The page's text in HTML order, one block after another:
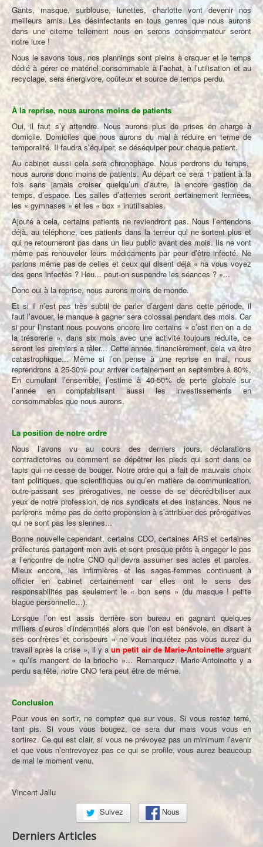
Gants, masque, surblouse, lunettes, charlotte vont devenir nos
meilleurs amis. Les désinfectants en tous genres que nous aurons
dans une citerne tellement nous en serons consommateur seront
notre luxe !
Nous le savons tous, nos plannings sont pleins à craquer et le temps
dédié à gérer ce matériel consommable à l’achat, à l’utilisation et au
recyclage, sera énergivore, coûteux et source de temps perdu.
À la reprise, nous aurons moins de patients
Oui, il faut s’y attendre. Nous aurons plus de prises en charge à
domicile. Domiciles que nous aurons du mal à réduire en terme de
temporalité. Il faudra s’équiper, se déséquiper pour chaque patient.
Au cabinet aussi cela sera chronophage. Nous perdrons du temps,
nous aurons donc moins de patients. Au départ ce sera 1 patient à la
fois sans jamais croiser quelqu’un d’autre, là encore gestion de
temps, d’espace. Les salles d’attentes seront certainement fermées,
les « gymnases » et les « box » inutilisables.
Ajouté à cela, certains patients ne reviendront pas. Nous l’entendons
déjà, au téléphone, ces patients dans la terreur qui ne sortent plus et
qui ne retourneront pas dans un lieu public avant des mois. Ils ne vont
même pas renouveler leurs médicaments par peur d’être infecté. Ne
parlons même pas de celles et ceux qui disent déjà « ha vous voyez
des gens infectés ? Heu... peut-on suspendre les séances ? »...
Donc oui à la reprise, nous aurons moins de monde.
Et si il n’est pas très subtil de parler d’argent dans cette période, il
faut l’avouer, le manque à gagner sera colossal pendant des mois. Car
si pour l’instant nous pouvons encore lire certains « c’est rien on a de
la trésorerie », dans six mois avec une activité toujours réduite, ce
seront les premiers a râler... Cette année, financièrement, cela va être
catastrophique... Même si l’on pense à une reprise en mai, nous
reprendrons à 25-30% pour arriver certainement en septembre à 80%.
En cumulant l’ensemble, j’estime à 40-50% de perte globale sur
l’année en comptabilisant aussi les investissements en
consommables que nous aurons.
La position de notre ordre
Nous l’avons vu au cours des derniers jours, déclarations
contradictoires ou comment se dépêtrer les pieds qui sont dans ce
tapis qui ne cesse de bouger. Notre ordre qui a fait de mauvais choix
tant politiques, que scientifiques ou qu’en matière de communication,
outre-passant ses prérogatives, ne cesse de se décrédibiliser aux
yeux de notre profession, de nos syndicats et des instances. Nous ne
parlerons même pas de cette propension à s’attribuer des prérogatives
qui ne sont pas les siennes...
Bonne nouvelle cependant, certains CDO, certaines ARS et certaines
préfectures partagent mon avis et sont presque prêts à engager le pas
a l’encontre de notre CNO qui devra assumer ses actes et paroles.
Mieux encore, les infirmières et les sages-femmes continuent à
officier en cabinet certainement car elles ont le sens des
responsabilités pas seulement le « bon sens » (du masque ! petite
blague personnelle…).
Lorsque l’on est assis derrière son bureau en gagnant quelques
milliers d’euros d’indemnités alors que l’on est bénévole, en disant à
ses confrères et consoeurs « ne vous inquiétez pas vous aurez du
travail après la crise », il y aun petit air de Marie-Antoinettearguant
« qu’ils mangent de la brioche »... Remarquez, Marie-Antoinette y a
perdu sa tête, notre CNO fera peut être de même.
Conclusion
Pour vous en sortir, ne comptez que sur vous. Si vous restez terré,
tant pis. Si vous vous bougez, ce sera dur mais vous vous en
sortirez. Ce qui est clair, si vous ne prévoyez pas un minimum l’avenir
et que vous n’entrevoyez pas ce qui se profile, vous aurez beaucoup
de mal le moment venu.
Vincent Jallu
Suivez
Nous
Derniers Articles